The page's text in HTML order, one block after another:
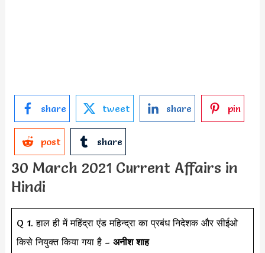
share tweet share pin
post share
30 March 2021 Current Affairs in
Hindi
Q 1. हाल ही में महिंद्रा एंड महिन्द्रा का प्रबंध निदेशक और सीईओ
किसे नियुक्त किया गया है – अनीश शाह